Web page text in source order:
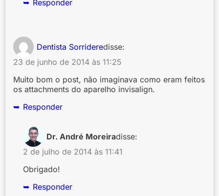
Responder
Dentista Sorrideredisse:
23 de junho de 2014 às 11:25
Muito bom o post, não imaginava como eram feitos
os attachments do aparelho invisalign.
Responder
Dr. André Moreiradisse:
2 de julho de 2014 às 11:41
Obrigado!
Responder